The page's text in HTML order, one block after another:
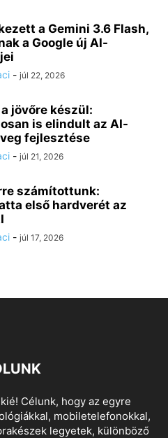
a Gemini 3.6 Flash,
a Google új AI-
- júl 22, 2026
jövőre készül:
is elindult az AI-
fejlesztése
- júl 21, 2026
számítottunk:
első hardverét az
- júl 17, 2026
Célunk, hogy az egyre
mobiletelefonokkal,
legyetek, különböző